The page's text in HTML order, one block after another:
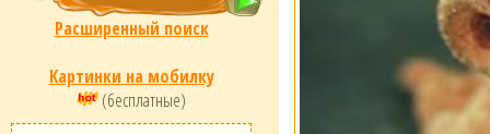
Расширенный поиск
Картинки на мобилку
(бесплатные)